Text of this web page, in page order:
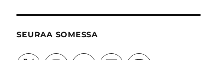
SEURAA SOMESSA